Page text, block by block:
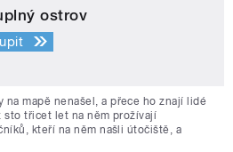
ostrov
na mapě nenašel, a přece ho znají lidé
sto třicet let na něm prožívají
kteří na něm našli útočiště, a